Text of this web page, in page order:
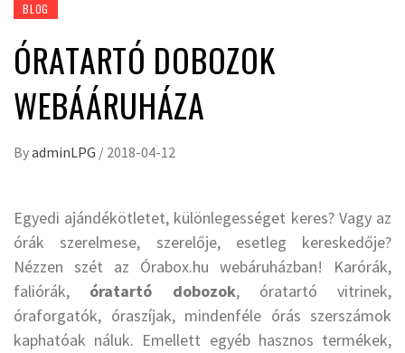
BLOG
ÓRATARTÓ DOBOZOK
WEBÁÁRUHÁZA
ByadminLPG / 2018-04-12
Egyedi ajándékötletet, különlegességet keres? Vagy az
órák szerelmese, szerelője, esetleg kereskedője?
Nézzen szét az Órabox.hu webáruházban! Karórák,
faliórák, óratartó dobozok, óratartó vitrinek,
óraforgatók, óraszíjak, mindenféle órás szerszámok
kaphatóak náluk. Emellett egyéb hasznos termékek,